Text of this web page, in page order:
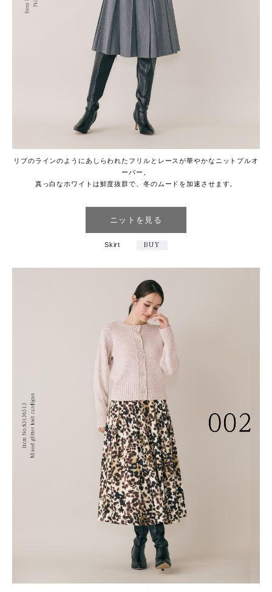
リブのラインのようにあしらわれたフリルとレースが華やかなニットプルオ
ーバー。
真っ白なホワイトは鮮度抜群で、冬のムードを加速させます。
ニットを見る
Skirt BUY